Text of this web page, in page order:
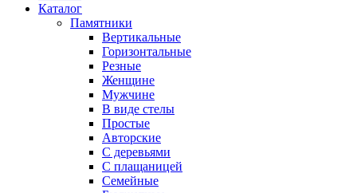
Каталог
Памятники
Вертикальные
Горизонтальные
Резные
Женщине
Мужчине
В виде стелы
Простые
Авторские
С деревьями
С плащаницей
Семейные